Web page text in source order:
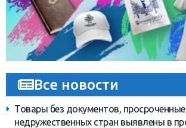
Все новости
Товары без документов, просроченные
недружественных стран выявлены в